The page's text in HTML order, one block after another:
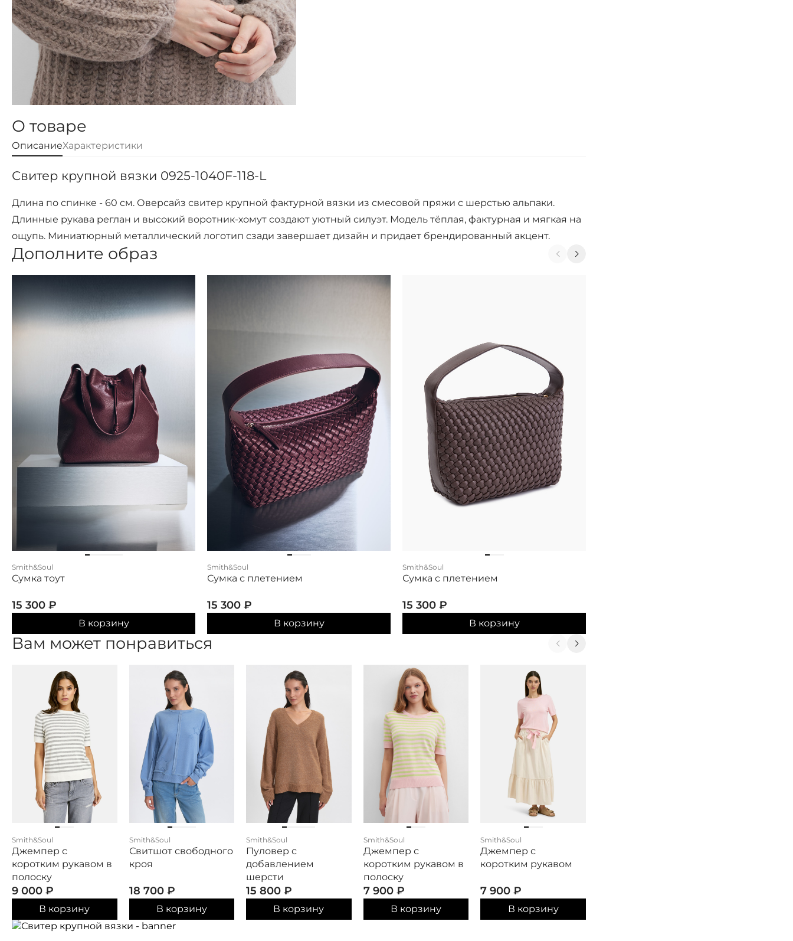
О товаре
ОписаниеХарактеристики
Свитер крупной вязки 0925-1040F-118-L
Длина по спинке - 60 см. Оверсайз свитер крупной фактурной вязки из смесовой пряжи с шерстью альпаки.
Длинные рукава реглан и высокий воротник-хомут создают уютный силуэт. Модель тёплая, фактурная и мягкая на
ощупь. Миниатюрный металлический логотип сзади завершает дизайн и придает брендированный акцент.
Дополните образ
Smith&Soul
Сумка тоут
15 300 ₽
В корзину
Smith&Soul
Сумка с плетением
15 300 ₽
В корзину
Smith&Soul
Сумка с плетением
15 300 ₽
В корзину
Вам может понравиться
Smith&Soul
Джемпер с
коротким рукавом в
полоску
9 000 ₽
В корзину
Smith&Soul
Свитшот свободного
кроя
18 700 ₽
В корзину
Smith&Soul
Пуловер с
добавлением
шерсти
15 800₽
В корзину
Smith&Soul
Джемпер с
коротким рукавом в
полоску
7 900 ₽
В корзину
Smith&Soul
Джемпер с
коротким рукавом
7 900₽
В корзину